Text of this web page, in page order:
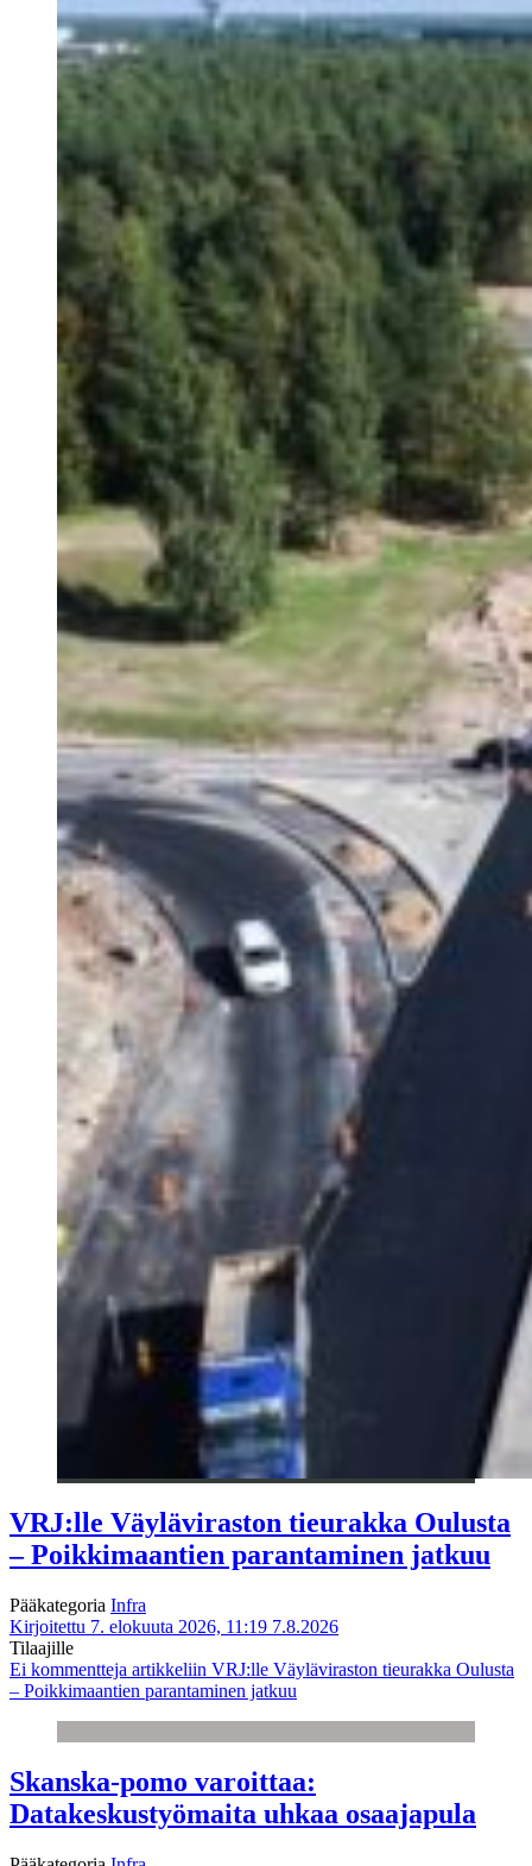
VRJ:lle Väyläviraston tieurakka Oulusta
– Poikkimaantien parantaminen jatkuu
Pääkategoria Infra
Kirjoitettu 7. elokuuta 2026, 11:19 7.8.2026
Tilaajille
Ei kommentteja artikkeliin VRJ:lle Väyläviraston tieurakka Oulusta
– Poikkimaantien parantaminen jatkuu
Skanska-pomo varoittaa:
Datakeskustyömaita uhkaa osaajapula